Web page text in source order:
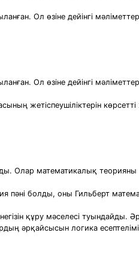
Ол өзіне дейінгі
Ол өзіне дейінгі
жетіспеушіліктерін
Олар математикалық теорияны
болды, оны Гильберт
құру мәселесі туындайды.
әрқайсысын логика